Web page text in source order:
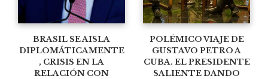
BRASIL SE AISLA
DIPLOMÁTICAMENTE
, CRISIS EN LA
RELACIÓN CON
POLÉMICO VIAJE DE
GUSTAVO PETRO A
CUBA. EL PRESIDENTE
SALIENTE DANDO